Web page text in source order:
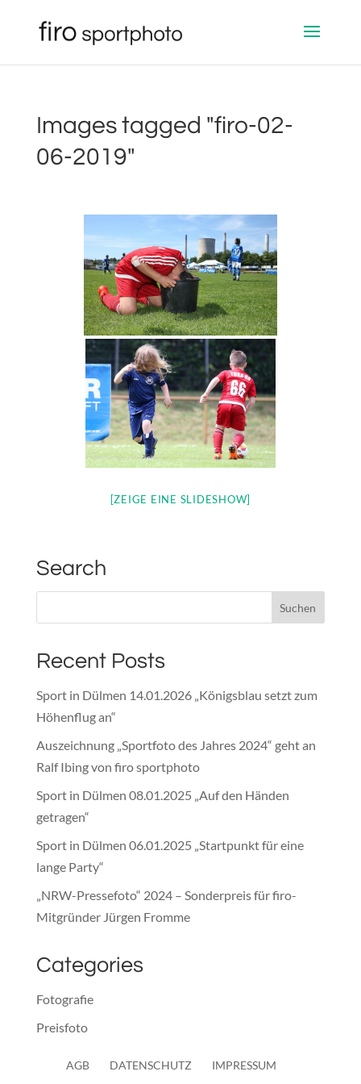
Images tagged "firo-02-
06-2019"
[ZEIGE EINE SLIDESHOW]
Search
Recent Posts
Sport in Dülmen 14.01.2026 „Königsblau setzt zum
Höhenflug an“
Auszeichnung „Sportfoto des Jahres 2024“ geht an
Ralf Ibing von firo sportphoto
Sport in Dülmen 08.01.2025 „Auf den Händen
getragen“
Sport in Dülmen 06.01.2025 „Startpunkt für eine
lange Party“
„NRW-Pressefoto“ 2024 – Sonderpreis für firo-
Mitgründer Jürgen Fromme
Categories
Fotografie
Preisfoto
AGB DATENSCHUTZ IMPRESSUM